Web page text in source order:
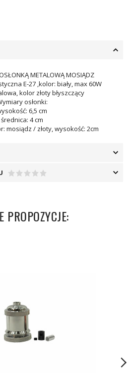
METALOWĄ MOSIĄDZ
E-27 ,kolor: biały, max 60W
kolor złoty błyszczący
osłonki:
6,5 cm
średnica: 4 cm
mosiądz / złoty, wysokość: 2cm
PROPOZYCJE: